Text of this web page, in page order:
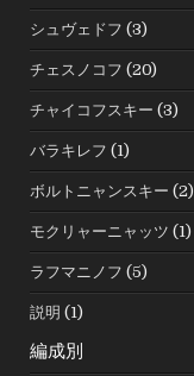
シュヴェドフ (3)
チェスノコフ (20)
チャイコフスキー (3)
バラキレフ (1)
ボルトニャンスキー (2)
モクリャーニャッツ (1)
ラフマニノフ (5)
説明 (1)
編成別